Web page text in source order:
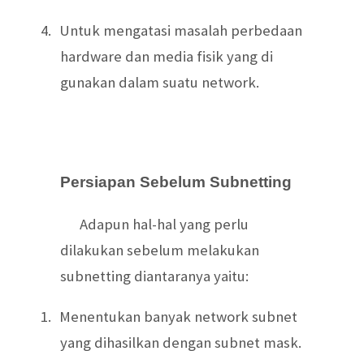
4. Untuk mengatasi masalah perbedaan
hardware dan media fisik yang di
gunakan dalam suatu network.
Persiapan Sebelum Subnetting
Adapun hal-hal yang perlu
dilakukan sebelum melakukan
subnetting diantaranya yaitu:
1. Menentukan banyak network subnet
yang dihasilkan dengan subnet mask.